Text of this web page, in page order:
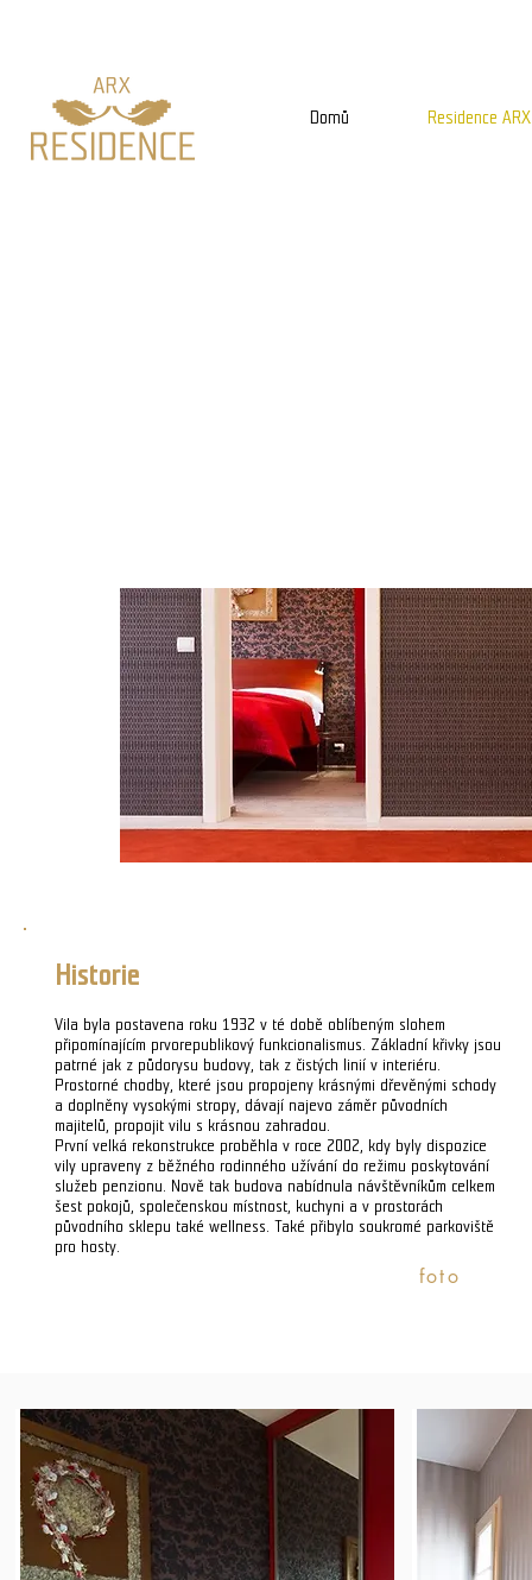
Domů Residence ARX
Historie
Vila byla postavena roku 1932 v té době oblíbeným slohem
připomínajícím prvorepublikový funkcionalismus. Základní křivky jsou
patrné jak z půdorysu budovy, tak z čistých linií v interiéru.
Prostorné chodby, které jsou propojeny krásnými dřevěnými schody
a doplněny vysokými stropy, dávají najevo záměr původních
majitelů, propojit vilu s krásnou zahradou.
První velká rekonstrukce proběhla v roce 2002, kdy byly dispozice
vily upraveny z běžného rodinného užívání do režimu poskytování
služeb penzionu. Nově tak budova nabídnula návštěvníkům celkem
šest pokojů, společenskou místnost, kuchyni a v prostorách
původního sklepu také wellness. Také přibylo soukromé parkoviště
pro hosty.
foto